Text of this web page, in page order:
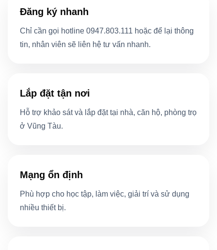
Đăng ký nhanh
Chỉ cần gọi hotline 0947.803.111 hoặc để lại thông
tin, nhân viên sẽ liên hệ tư vấn nhanh.
Lắp đặt tận nơi
Hỗ trợ khảo sát và lắp đặt tại nhà, căn hộ, phòng trọ
ở Vũng Tàu.
Mạng ổn định
Phù hợp cho học tập, làm việc, giải trí và sử dụng
nhiều thiết bị.